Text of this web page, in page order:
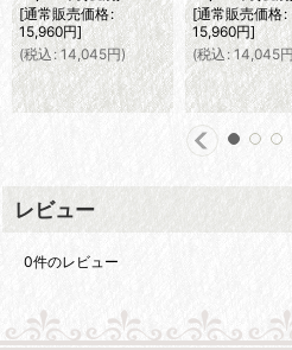
[通常販売価格:
15,960円]
(税込 : 14,045円)
[通常販売価格:
15,960円]
(税込 : 14,045
レビュー
0件のレビュー